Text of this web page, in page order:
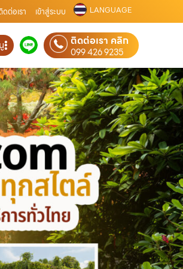
ดต่อเรา เข้าสู่ระบบ LANGUAGE
ติดต่อเรา คลิก
099 426 9235